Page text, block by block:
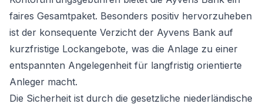
faires Gesamtpaket. Besonders positiv hervorzuheben
ist der konsequente Verzicht der Ayvens Bank auf
kurzfristige Lockangebote, was die Anlage zu einer
entspannten Angelegenheit für langfristig orientierte
Anleger macht.
Die Sicherheit ist durch die gesetzliche niederländische